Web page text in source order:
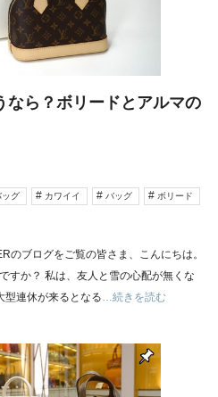
なら？ボリードとアルマの
ッグ カワイイ バッグ ボリード
のブログをご覧の皆さま、こんにちは。
すか？ 私は、友人と雪の心配が無くな
型連休が来るとなる …続きを読む